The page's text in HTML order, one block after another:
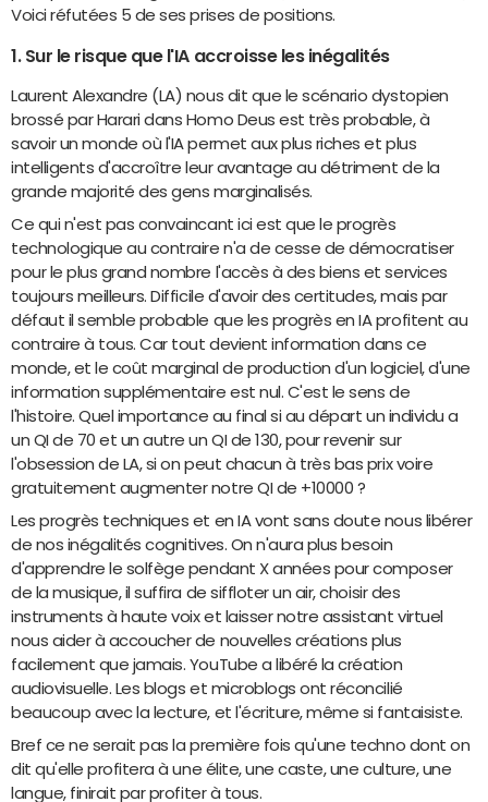
Voici réfutées 5 de ses prises de positions.
1. Sur le risque que l'IA accroisse les inégalités
Laurent Alexandre (LA) nous dit que le scénario dystopien
brossé par Harari dans Homo Deus est très probable, à
savoir un monde où l'IA permet aux plus riches et plus
intelligents d'accroître leur avantage au détriment de la
grande majorité des gens marginalisés.
Ce qui n'est pas convaincant ici est que le progrès
technologique au contraire n'a de cesse de démocratiser
pour le plus grand nombre l'accès à des biens et services
toujours meilleurs. Difficile d'avoir des certitudes, mais par
défaut il semble probable que les progrès en IA profitent au
contraire à tous. Car tout devient information dans ce
monde, et le coût marginal de production d'un logiciel, d'une
information supplémentaire est nul. C'est le sens de
l'histoire. Quel importance au final si au départ un individu a
un QI de 70 et un autre un QI de 130, pour revenir sur
l'obsession de LA, si on peut chacun à très bas prix voire
gratuitement augmenter notre QI de +10000 ?
Les progrès techniques et en IA vont sans doute nous libérer
de nos inégalités cognitives. On n'aura plus besoin
d'apprendre le solfège pendant X années pour composer
de la musique, il suffira de siffloter un air, choisir des
instruments à haute voix et laisser notre assistant virtuel
nous aider à accoucher de nouvelles créations plus
facilement que jamais. YouTube a libéré la création
audiovisuelle. Les blogs et microblogs ont réconcilié
beaucoup avec la lecture, et l'écriture, même si fantaisiste.
Bref ce ne serait pas la première fois qu'une techno dont on
dit qu'elle profitera à une élite, une caste, une culture, une
langue, finirait par profiter à tous.